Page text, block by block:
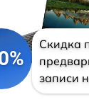
Скидка
записи